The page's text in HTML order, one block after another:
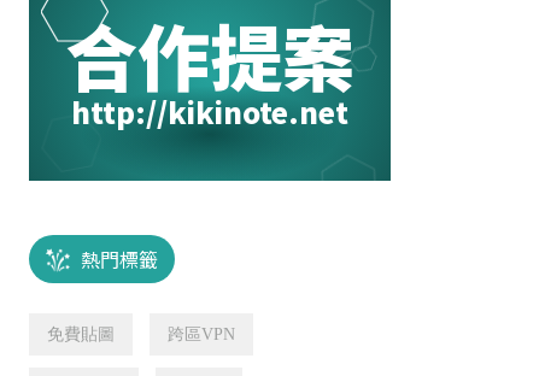
合作提案
http://kikinote.net
熱門標籤
免費貼圖 跨區VPN